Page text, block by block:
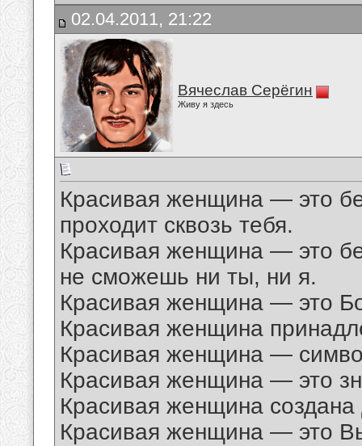
02.04.2011, 21:22
Вячеслав Серёгин
Живу я здесь
Красивая женщина — это
проходит сквозь тебя.
Красивая женщина — это
не сможешь ни ты, ни я.
Красивая женщина — это
Красивая женщина
Красивая женщина —
Красивая женщина — это
Красивая женщина
Красивая женщина — это